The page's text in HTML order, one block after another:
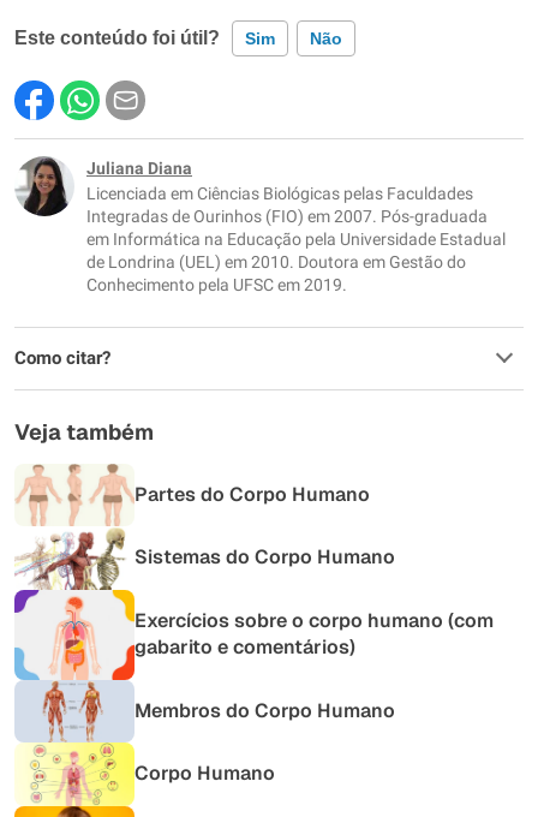
Este conteúdo foi útil? Sim Não
Este conteúdo contém informação incorreta
Este conteúdo não tem a informação que procuro
Outro
Juliana Diana
Licenciada em Ciências Biológicas pelas Faculdades
Integradas de Ourinhos (FIO) em 2007. Pós-graduada
em Informática na Educação pela Universidade Estadual
de Londrina (UEL) em 2010. Doutora em Gestão do
Conhecimento pela UFSC em 2019.
Como citar?
Veja também
Partes do Corpo Humano
Sistemas do Corpo Humano
Exercícios sobre o corpo humano (com
gabarito e comentários)
Membros do Corpo Humano
Corpo Humano